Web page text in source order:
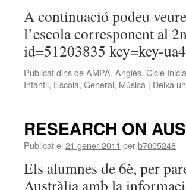
A continuació podeu
l’escola corresponent al
id=51203835 key=key-
Publicat dins deAMPA, Anglès, Cicle
Infantil, Escola, General, Música | Deixa
RESEARCH ON
Publicat el 21 gener 2011 perb7005248
Els alumnes de 6è, per
Austràlia amb la